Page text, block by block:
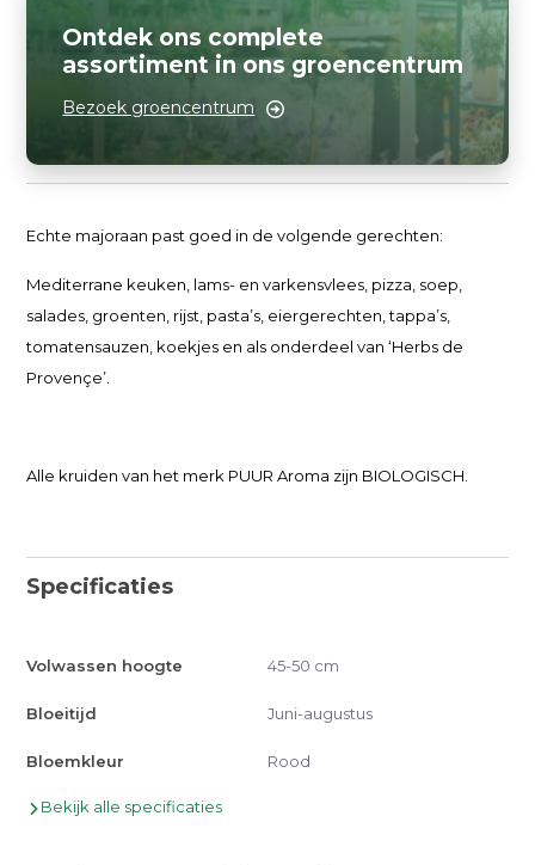
Ontdek ons complete
assortiment in ons groencentrum
Bezoek groencentrum
Echte majoraan past goed in de volgende gerechten:
Mediterrane keuken, lams- en varkensvlees, pizza, soep,
salades, groenten, rijst, pasta’s, eiergerechten, tappa’s,
tomatensauzen, koekjes en als onderdeel van ‘Herbs de
Provençe’.
Alle kruiden van het merk PUUR Aroma zijn BIOLOGISCH.
Specificaties
Volwassen hoogte 45-50 cm
Bloeitijd Juni-augustus
Bloemkleur Rood
Bekijk alle specificaties